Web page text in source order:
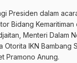
Presiden dalam
Bidang Kemaritiman
Menteri Dalam
Otorita IKN Bambang
Pramono Anung.